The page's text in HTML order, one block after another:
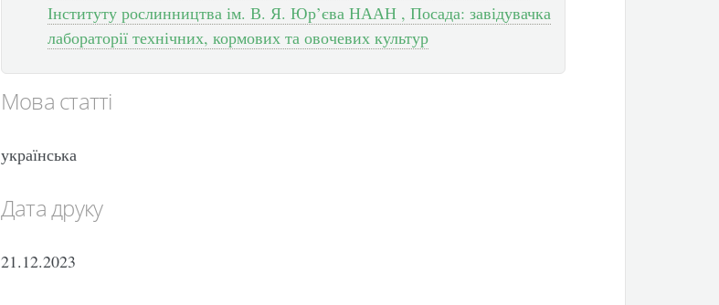
Інституту рослинництва ім. В. Я. Юр’єва НААН , Посада: завідувачка
лабораторії технічних, кормових та овочевих культур
Мова статті
українська
Дата друку
21.12.2023